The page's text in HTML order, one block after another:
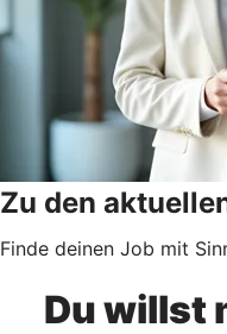
Zu den
Finde deinen Job mit
Du willst